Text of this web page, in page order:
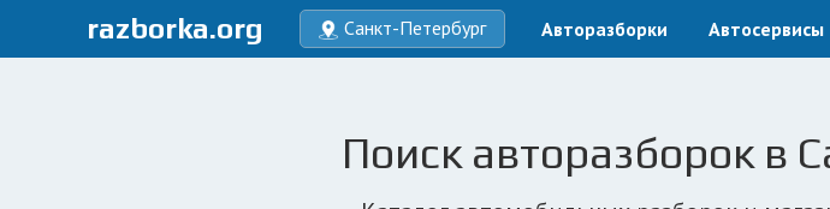
razborka.org Санкт-Петербург Авторазборки Автосервисы
Поиск авторазборок в